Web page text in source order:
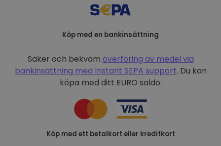
Köp med en bankinsättning
Säker och bekväm överföring av medel via
bankinsättning med Instant SEPA support. Du kan
köpa med ditt EURO saldo.
Köp med ett betalkort eller kreditkort